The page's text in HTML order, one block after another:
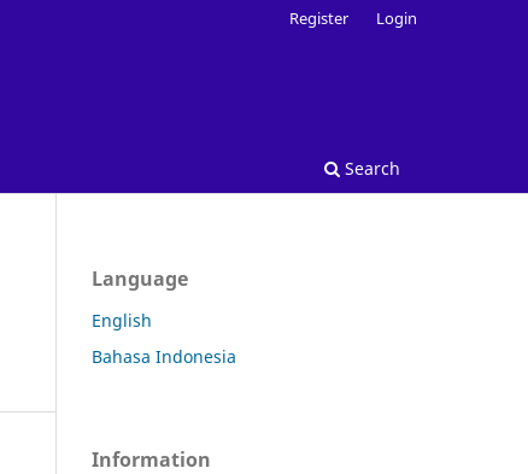
Search
Register Login
Language
English
Bahasa Indonesia
Information